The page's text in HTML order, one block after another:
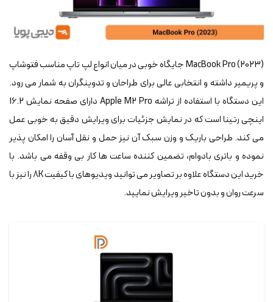
(2023) MacBook Pro جایگاه خوبی در میان انواع لپ تاپ مناسب فتوشاپ
و پریمیر داشته و انتخابی عالی برای طراحان و تدوینگران به شمار می رود.
این دستگاه با استفاده از تراشه Apple M2 Pro دارای صفحه نمایش 16.2
اینچی رتینا است که در نمایش جزئیات برای ویرایش دقیق به خوبی عمل
می کند. طراحی باریک و وزن سبک آن نیز حمل و نقل آسان را امکان پذیر
نموده و باتری بادوام، تضمین کننده ساعت ها کار بی وقفه می باشد. با
خرید این دستگاه علاوه بر تصاویر می توانید ویدیوهای با کیفیت 8K را نیز با
سرعت روان و بدون تاخیر ویرایش نمایید.